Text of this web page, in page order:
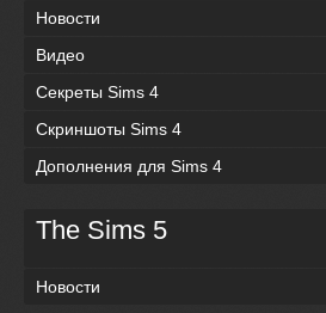
Новости
Видео
Секреты Sims 4
Скриншоты Sims 4
Дополнения для Sims 4
The Sims 5
Новости